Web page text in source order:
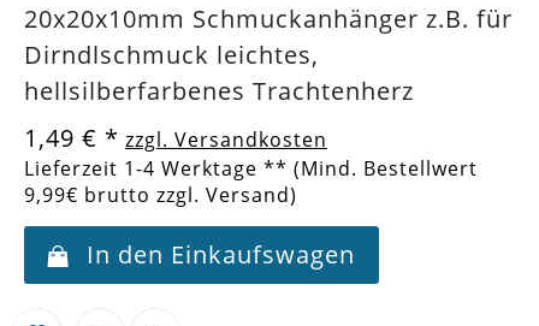
20x20x10mm Schmuckanhänger z.B. für
Dirndlschmuck leichtes,
hellsilberfarbenes Trachtenherz
1,49 € * zzgl. Versandkosten
Lieferzeit 1-4 Werktage ** (Mind. Bestellwert
9,99€ brutto zzgl. Versand)
In den Einkaufswagen